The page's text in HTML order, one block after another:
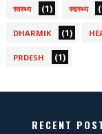
स्वस्थ्य (1) स्वास्थ्य
DHARMIK (1)
PRDESH (1)
RECENT